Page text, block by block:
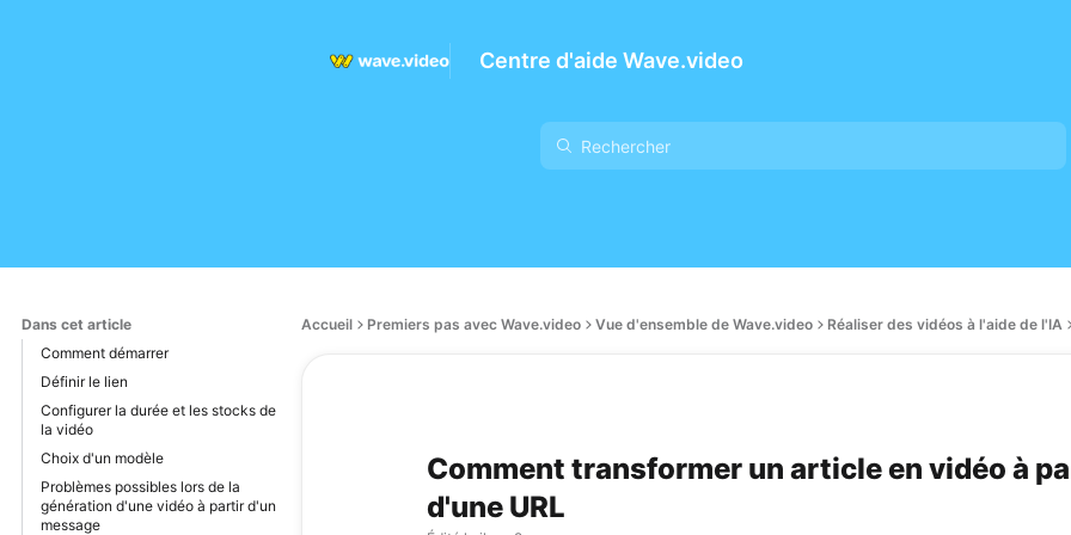
Centre d'aide Wave.video
Dans cet article
Comment démarrer
Définir le lien
Configurer la durée et les stocks de
la vidéo
Choix d'un modèle
Problèmes possibles lors de la
génération d'une vidéo à partir d'un
message
Accueil Premiers pas avec Wave.video Vue d'ensemble de Wave.video Réaliser des vidéos à l'aide de l'IA
Comment transformer un article en vidéo à
d'une URL